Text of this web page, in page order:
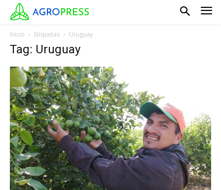
Inicio Etiquetas Uruguay
Tag: Uruguay